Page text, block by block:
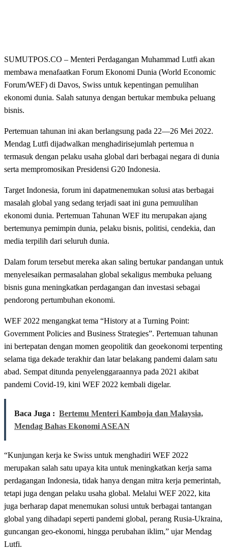
SUMUTPOS.CO – Menteri Perdagangan Muhammad Lutfi akan
membawa menafaatkan Forum Ekonomi Dunia (World Economic
Forum/WEF) di Davos, Swiss untuk kepentingan pemulihan
ekonomi dunia. Salah satunya dengan bertukar membuka peluang
bisnis.
Pertemuan tahunan ini akan berlangsung pada 22—26 Mei 2022.
Mendag Lutfi dijadwalkan menghadirisejumlah pertemua n
termasuk dengan pelaku usaha global dari berbagai negara di dunia
serta mempromosikan Presidensi G20 Indonesia.
Target Indonesia, forum ini dapatmenemukan solusi atas berbagai
masalah global yang sedang terjadi saat ini guna pemuulihan
ekonomi dunia. Pertemuan Tahunan WEF itu merupakan ajang
bertemunya pemimpin dunia, pelaku bisnis, politisi, cendekia, dan
media terpilih dari seluruh dunia.
Dalam forum tersebut mereka akan saling bertukar pandangan untuk
menyelesaikan permasalahan global sekaligus membuka peluang
bisnis guna meningkatkan perdagangan dan investasi sebagai
pendorong pertumbuhan ekonomi.
WEF 2022 mengangkat tema “History at a Turning Point:
Government Policies and Business Strategies”. Pertemuan tahunan
ini bertepatan dengan momen geopolitik dan geoekonomi terpenting
selama tiga dekade terakhir dan latar belakang pandemi dalam satu
abad. Sempat ditunda penyelenggaraannya pada 2021 akibat
pandemi Covid-19, kini WEF 2022 kembali digelar.
Baca Juga : Bertemu Menteri Kamboja dan Malaysia,
Mendag Bahas Ekonomi ASEAN
“Kunjungan kerja ke Swiss untuk menghadiri WEF 2022
merupakan salah satu upaya kita untuk meningkatkan kerja sama
perdagangan Indonesia, tidak hanya dengan mitra kerja pemerintah,
tetapi juga dengan pelaku usaha global. Melalui WEF 2022, kita
juga berharap dapat menemukan solusi untuk berbagai tantangan
global yang dihadapi seperti pandemi global, perang Rusia-Ukraina,
guncangan geo-ekonomi, hingga perubahan iklim,” ujar Mendag
Lutfi.